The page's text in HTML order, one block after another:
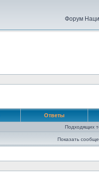
Форум
Ответы
Подходящих
Показать